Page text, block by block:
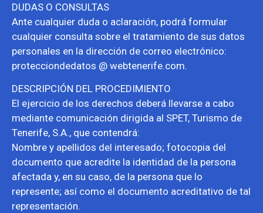
DUDAS O CONSULTAS
Ante cualquier duda o aclaración, podrá formular
cualquier consulta sobre el tratamiento de sus datos
personales en la dirección de correo electrónico:
protecciondedatos @ webtenerife.com.
DESCRIPCIÓN DEL PROCEDIMIENTO
El ejercicio de los derechos deberá llevarse a cabo
mediante comunicación dirigida al SPET, Turismo de
Tenerife, S.A., que contendrá:
Nombre y apellidos del interesado; fotocopia del
documento que acredite la identidad de la persona
afectada y, en su caso, de la persona que lo
represente; así como el documento acreditativo de tal
representación.